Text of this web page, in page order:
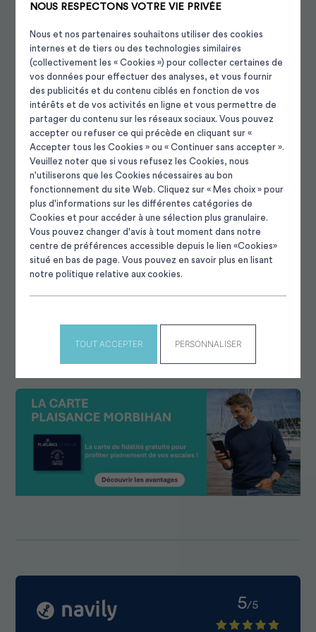
Panneau de gestion des
NOUS RESPECTONS VOTRE VIE PRIVÉE
Nous et nos partenaires souhaitons utiliser des cookies
internes et de tiers ou des technologies similaires
(collectivement les « Cookies ») pour collecter certaines de
vos données pour effectuer des analyses, et vous fournir
des publicités et du contenu ciblés en fonction de vos
intérêts et de vos activités en ligne et vous permettre de
partager du contenu sur les réseaux sociaux. Vous pouvez
accepter ou refuser ce qui précède en cliquant sur «
Accepter tous les Cookies » ou « Continuer sans accepter ».
Veuillez noter que si vous refusez les Cookies, nous
n'utiliserons que les Cookies nécessaires au bon
fonctionnement du site Web. Cliquez sur « Mes choix » pour
plus d'informations sur les différentes catégories de
Cookies et pour accéder à une sélection plus granulaire.
Vous pouvez changer d'avis à tout moment dans notre
centre de préférences accessible depuis le lien «Cookies»
situé en bas de page. Vous pouvez en savoir plus en lisant
notre politique relative aux cookies.
TOUT ACCEPTER PERSONNALISER
Bienvenue au port de plaisance de Port-Louis pour une
escale exceptionnelle dans une cité d'histoire et de
caractère.
Situé à l’entrée de la rade de Lorient, le port de Port-Louis est
le point de départ idéal pour explorer les côtes bretonnes.
Port-Louisest réputée pour son riche patrimoine historique. La
cité abrite laCitadelle de Port-Louis, une forteresse
construite au XVIe siècle pour protéger l'estuaire du Blavet.
Les remparts, les bastions, et les musées locaux témoignent
de l'histoire maritime et militaire de la région. Une destination
attrayante pour les amateurs d'histoire, de culture et de
plaisance.
5/5